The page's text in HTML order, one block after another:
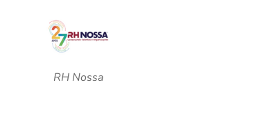
RH Nossa